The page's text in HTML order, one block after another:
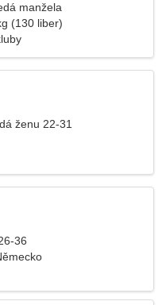
manžela
(130 liber)
ženu 22-31
36